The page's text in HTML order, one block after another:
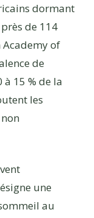
dormant
de 114
Academy of
de
15 % de la
les
une
au